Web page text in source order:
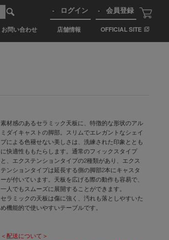
お問い合わせ 店舗情報 OFFICIAL SITE
ログイン 会員登録
素材感のあるセラミック天板に、特徴的な形状のアル
ミダイキャストの脚部。スリムでエレガントなシェイ
プによる色褪せない美しさは、洗練された印象ととも
に快適性ももたらします。通常のフィックスタイプ
と、エクステンションタイプの2種類があり、エクス
テンションタイプは延長する側の脚部2本にキャスタ
ーが付いています。天板を広げる際の動作も容易で、
一人でもスムーズに展開することができます。
セラミックの天板は傷に強く、汚れも落としやすいた
め機能的で使いやすいテーブルです。
＜配送について＞